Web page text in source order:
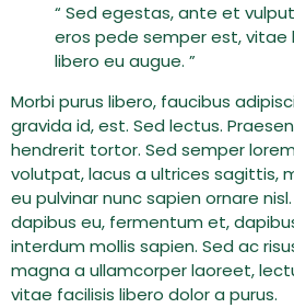
“ Sed egestas, ante et
eros pede semper est, vitae
libero eu augue. ”
Morbi purus libero, faucibus
gravida id, est. Sed lectus.
hendrerit tortor. Sed semper
volutpat, lacus a ultrices sagittis,
eu pulvinar nunc sapien ornare
dapibus eu, fermentum et,
interdum mollis sapien. Sed ac
magna a ullamcorper laoreet,
vitae facilisis libero dolor a purus.